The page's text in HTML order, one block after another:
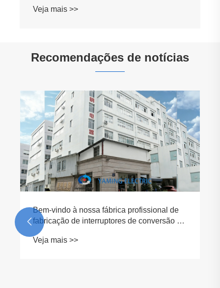
Veja mais >>
Recomendações de notícias
Bem-vindo à nossa fábrica profissional de
fabricação de interruptores de conversão na
China!
Veja mais >>
